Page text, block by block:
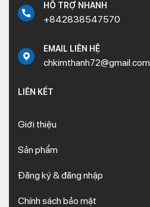
HỖ TRỢ NHANH
+842838547570
EMAIL LIÊN HỆ
chkimthanh72@gmail.com
LIÊN KẾT
Giới thiệu
Sản phẩm
Đăng ký & đăng nhập
Chính sách bảo mật